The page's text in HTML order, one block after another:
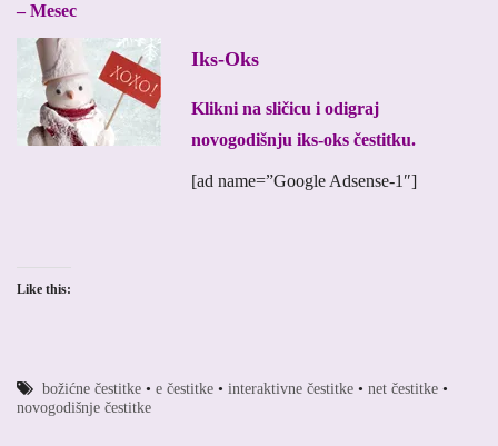
– Mesec
Iks-Oks
Klikni na sličicu i odigraj
novogodišnju iks-oks čestitku.
[ad name=”Google Adsense-1″]
Like this:
božićne čestitke •e čestitke •interaktivne čestitke •net čestitke •
novogodišnje čestitke